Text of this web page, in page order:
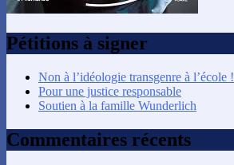
Pétitions à signer
Non à l’idéologie transgenre à l’école !
Pour une justice responsable
Soutien à la famille Wunderlich
Commentaires récents